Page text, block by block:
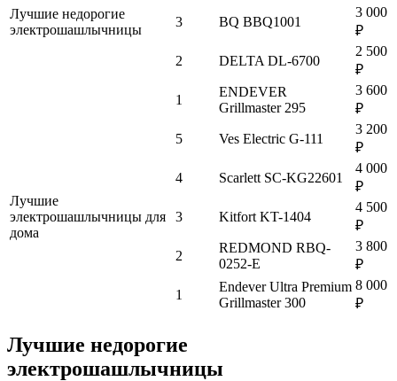
Лучшие недорогие
электрошашлычницы
3
BQ BBQ1001
3 000
₽
2
DELTA DL-6700
2 500
₽
1
ENDEVER
Grillmaster 295
3 600
₽
Лучшие
электрошашлычницы для
дома
5 Ves Electric G-111
3 200
₽
4
Scarlett SC-KG22601
4 000
₽
3
Kitfort KT-1404
4 500
₽
2
REDMOND RBQ-
0252-E
3 800
₽
1
Endever Ultra Premium
Grillmaster 300
8 000
₽
Лучшие недорогие
электрошашлычницы